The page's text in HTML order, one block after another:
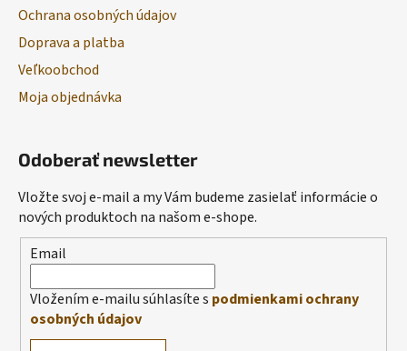
Ochrana osobných údajov
Doprava a platba
Veľkoobchod
Moja objednávka
Odoberať newsletter
Vložte svoj e-mail a my Vám budeme zasielať informácie o
nových produktoch na našom e-shope.
Email
Vložením e-mailu súhlasíte s podmienkami ochrany
osobných údajov